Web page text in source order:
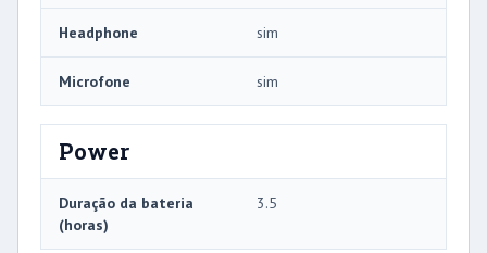
Headphone sim
Microfone sim
Power
Duração da bateria
(horas)
3.5